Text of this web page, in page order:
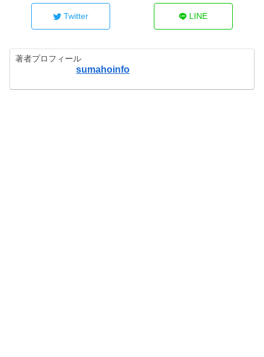
Twitter LINE
著者プロフィール
sumahoinfo